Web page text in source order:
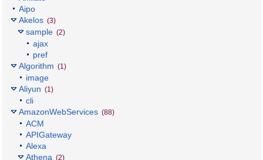
Aipo
Akelos (3)
sample (2)
ajax
pref
Algorithm (1)
image
Aliyun (1)
cli
AmazonWebServices (88)
ACM
APIGateway
Alexa
Athena (2)